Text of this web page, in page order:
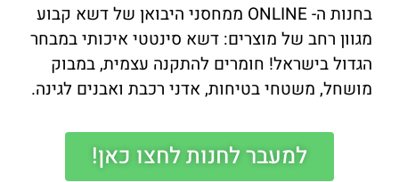
בחנות ה- ONLINE ממחסני היבואן של דשא קבוע
מגוון רחב של מוצרים: דשא סינטטי איכותי במבחר
הגדול בישראל! חומרים להתקנה עצמית, במבוק
מושחל, משטחי בטיחות, אדני רכבת ואבנים לגינה.
למעבר לחנות לחצו כאן!